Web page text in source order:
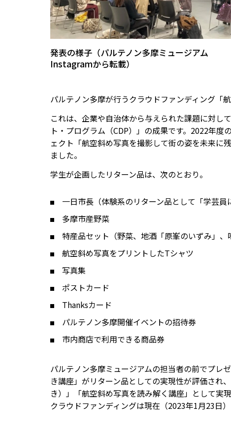
発表の様子（パルテノン多摩ミュージアム
Instagramから転載）
パルテノン多摩が行うクラウドファンディング「
これは、企業や自治体から与えられた課題に対し
ト・プログラム（CDP）」の成果です。2022年
ェクト「航空斜め写真を撮影して街の姿を未来に
ました。
学生が企画したリターン品は、次のとおり。
一日市長（体験系のリターン品として「学芸員
多摩市産野菜
特産品セット（野菜、地酒「原峯のいずみ」、
航空斜め写真をプリントしたTシャツ
写真集
ポストカード
Thanksカード
パルテノン多摩開催イベントの招待券
市内商店で利用できる商品券
パルテノン多摩ミュージアムの担当者の前でプレ
き講座」がリターン品としての実現性が評価され
き）」「航空斜め写真を読み解く講座」として実現
クラウドファンディングは現在（2023年1月23日